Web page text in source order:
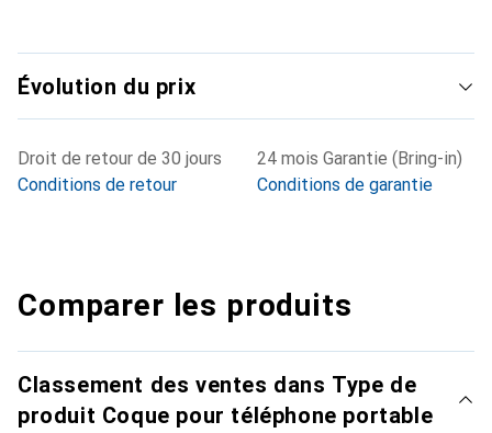
Évolution du prix
Droit de retour de 30 jours
Conditions de retour
24 mois Garantie (Bring-in)
Conditions de garantie
Comparer les produits
Classement des ventes dans Type de
produit Coque pour téléphone portable